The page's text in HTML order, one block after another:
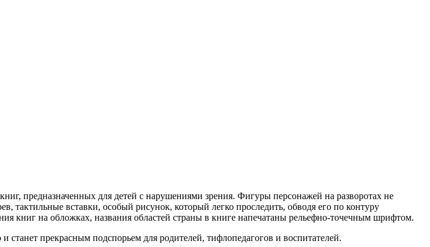
предназначенных для детей с нарушениями зрения. Фигуры персонажей на разворотах не
тактильные вставки, особый рисунок, который легко проследить, обводя его по контуру
книг на обложках, названия областей страны в книге напечатаны рельефно-точечным шрифтом.
станет прекрасным подспорьем для родителей, тифлопедагогов и воспитателей.